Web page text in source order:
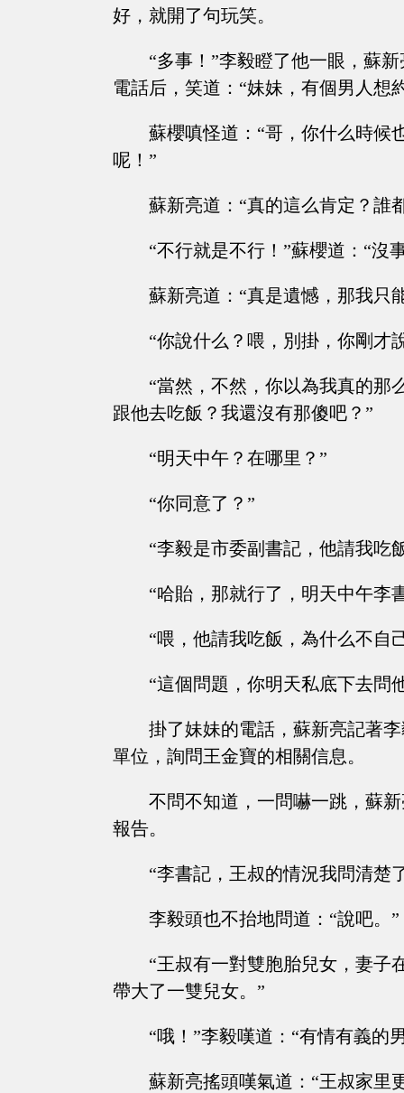
好，就開了句玩笑。
“多事！”李毅瞪了他一眼，蘇
電話后，笑道：“妹妹，有個男人想
蘇櫻嗔怪道：“哥，你什么時候
呢！”
蘇新亮道：“真的這么肯定？誰
“不行就是不行！”蘇櫻道：“沒
蘇新亮道：“真是遺憾，那我只
“你說什么？喂，別掛，你剛才
“當然，不然，你以為我真的那
跟他去吃飯？我還沒有那傻吧？”
“明天中午？在哪里？”
“你同意了？”
“李毅是市委副書記，他請我吃
“哈貽，那就行了，明天中午李
“喂，他請我吃飯，為什么不自
“這個問題，你明天私底下去問
掛了妹妹的電話，蘇新亮記著
單位，詢問王金寶的相關信息。
不問不知道，一問嚇一跳，蘇
報告。
“李書記，王叔的情況我問清楚
李毅頭也不抬地問道：“說吧。”
“王叔有一對雙胞胎兒女，妻子
帶大了一雙兒女。”
“哦！”李毅嘆道：“有情有義的
蘇新亮搖頭嘆氣道：“王叔家里